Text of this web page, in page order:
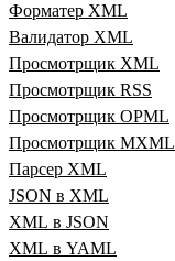
Форматер XML
Валидатор XML
Просмотрщик XML
Просмотрщик RSS
Просмотрщик OPML
Просмотрщик MXML
Парсер XML
JSON в XML
XML в JSON
XML в YAML